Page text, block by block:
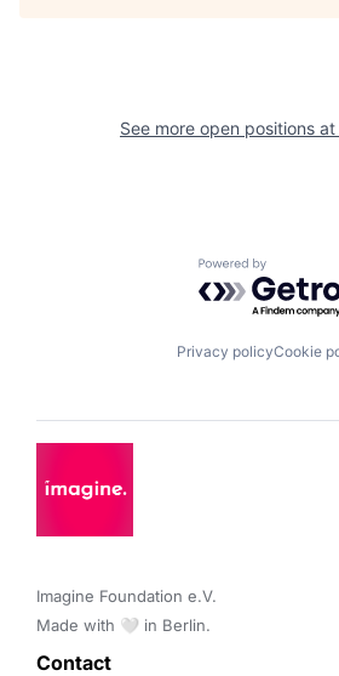
See more open positions at
Powered by
Privacy policyCookie
Imagine Foundation e.V.
Made with 🤍 in Berlin.
Contact